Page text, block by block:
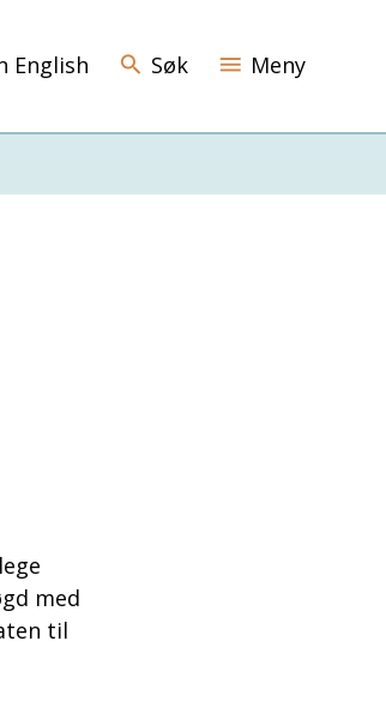
English Søk Meny
med
til